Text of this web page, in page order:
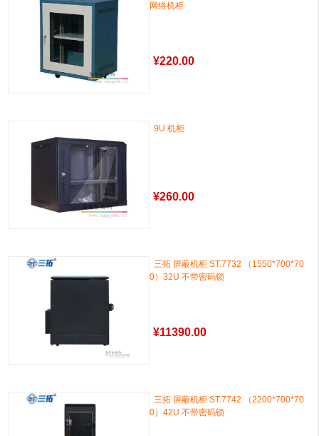
网络机柜
¥220.00
9U 机柜
¥260.00
三拓 屏蔽机柜 ST.7732 （1550*700*70
0）32U 不带密码锁
¥11390.00
三拓 屏蔽机柜 ST.7742 （2200*700*70
0）42U 不带密码锁